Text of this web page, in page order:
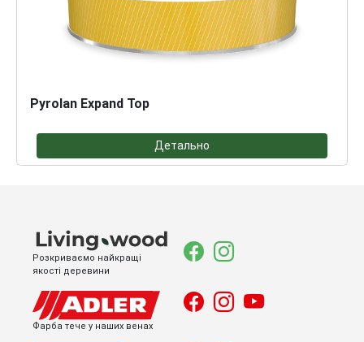
Pyrolan Expand Top
Детально
Розкриваємо найкращі
якості деревини
Фарба тече у наших венах